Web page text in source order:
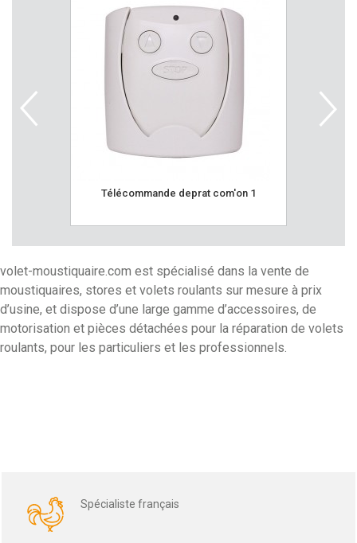
télécommande deprat com'on 1
volet-moustiquaire.com est spécialisé dans la vente de
moustiquaires, stores et volets roulants sur mesure à prix
d’usine, et dispose d’une large gamme d’accessoires, de
motorisation et pièces détachées pour la réparation de volets
roulants, pour les particuliers et les professionnels.
Spécialiste français